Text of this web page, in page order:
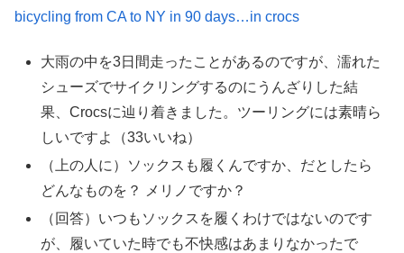
bicycling from CA to NY in 90 days…in crocs
大雨の中を3日間走ったことがあるのですが、濡れた
シューズでサイクリングするのにうんざりした結
果、Crocsに辿り着きました。ツーリングには素晴ら
しいですよ（33いいね）
（上の人に）ソックスも履くんですか、だとしたら
どんなものを？ メリノですか？
（回答）いつもソックスを履くわけではないのです
が、履いていた時でも不快感はあまりなかったで